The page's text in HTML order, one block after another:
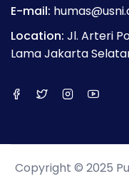
E-mail:
Location: Jl. Arteri
Lama Jakarta
Copyright © 2025